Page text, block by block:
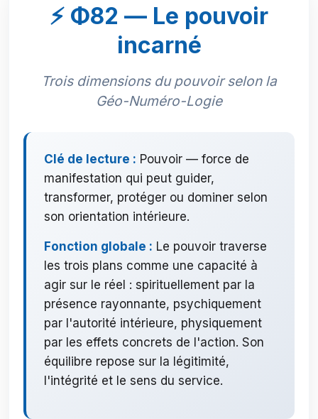
⚡ Φ82 — Le pouvoir
incarné
Trois dimensions du pouvoir selon la
Géo-Numéro-Logie
Clé de lecture : Pouvoir — force de
manifestation qui peut guider,
transformer, protéger ou dominer selon
son orientation intérieure.
Fonction globale : Le pouvoir traverse
les trois plans comme une capacité à
agir sur le réel : spirituellement par la
présence rayonnante, psychiquement
par l'autorité intérieure, physiquement
par les effets concrets de l'action. Son
équilibre repose sur la légitimité,
l'intégrité et le sens du service.